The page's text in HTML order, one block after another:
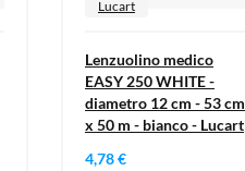
Lucart
Lenzuolino medico
EASY 250 WHITE -
diametro 12 cm - 53 cm
x 50 m - bianco - Lucart
4,78 €